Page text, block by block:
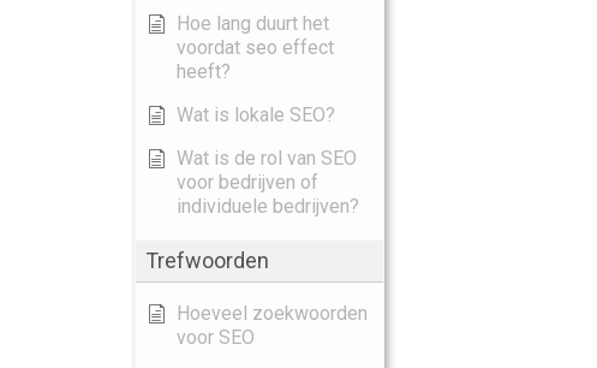
Hoe lang duurt het
voordat seo effect
heeft?
Wat is lokale SEO?
Wat is de rol van SEO
voor bedrijven of
individuele bedrijven?
Trefwoorden
Hoeveel zoekwoorden
voor SEO